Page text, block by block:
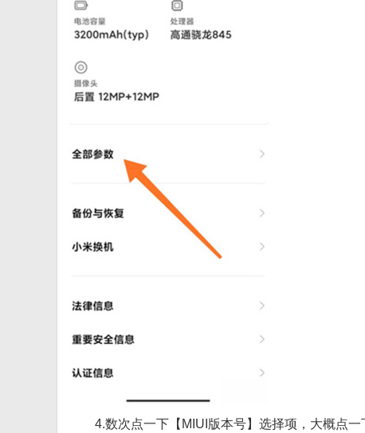
4.数次点一下【MIUI版本号】选择项，大概点一